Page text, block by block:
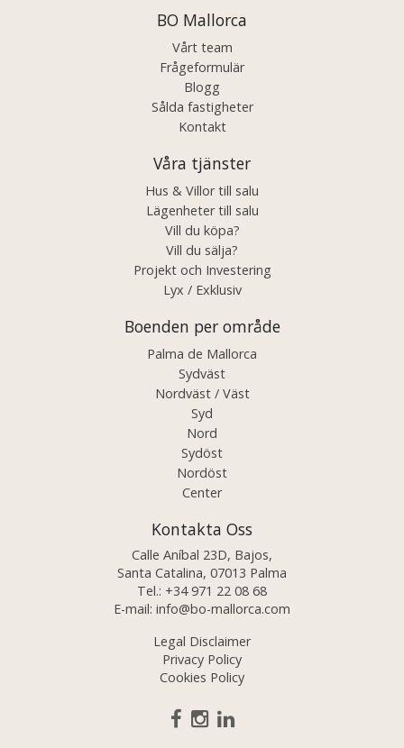
BO Mallorca
Vårt team
Frågeformulär
Blogg
Sålda fastigheter
Kontakt
Våra tjänster
Hus & Villor till salu
Lägenheter till salu
Vill du köpa?
Vill du sälja?
Projekt och Investering
Lyx / Exklusiv
Boenden per område
Palma de Mallorca
Sydväst
Nordväst / Väst
Syd
Nord
Sydöst
Nordöst
Center
Kontakta Oss
Calle Aníbal 23D, Bajos,
Santa Catalina, 07013 Palma
Tel.: +34 971 22 08 68
E-mail: info@bo-mallorca.com
Legal Disclaimer
Privacy Policy
Cookies Policy